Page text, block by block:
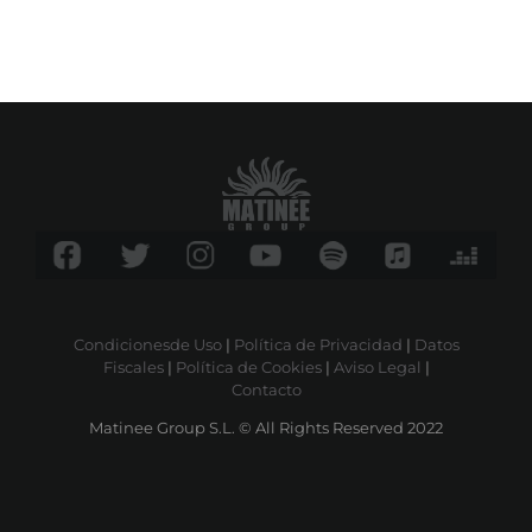
Condicionesde Uso| Política de Privacidad | Datos
Fiscales| Política de Cookies| Aviso Legal |
Contacto
Matinee Group S.L. © All Rights Reserved 2022